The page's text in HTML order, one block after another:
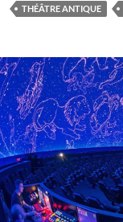
THÉÂTRE ANTIQUE